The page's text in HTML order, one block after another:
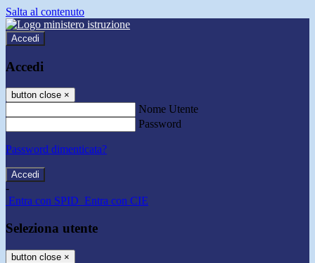
Salta al contenuto
Accedi
Accedi
button close ×
Nome Utente
Password
Password dimenticata?
-
Entra con SPID Entra con CIE
Seleziona utente
button close ×